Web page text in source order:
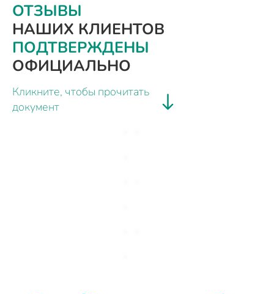
ОТЗЫВЫ
НАШИХ КЛИЕНТОВ
ПОДТВЕРЖДЕНЫ
ОФИЦИАЛЬНО
Кликните, чтобы прочитать
документ